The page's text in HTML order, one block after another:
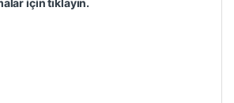
için tıklayın.